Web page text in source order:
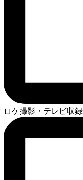
ロケ撮影・テレビ収録